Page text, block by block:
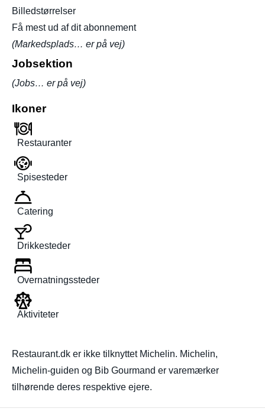
Billedstørrelser
Få mest ud af dit abonnement
(Markedsplads… er på vej)
Jobsektion
(Jobs… er på vej)
Ikoner
Restauranter
Spisesteder
Catering
Drikkesteder
Overnatningssteder
Aktiviteter
Restaurant.dk er ikke tilknyttet Michelin. Michelin,
Michelin-guiden og Bib Gourmand er varemærker
tilhørende deres respektive ejere.